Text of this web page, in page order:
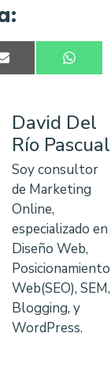
Email
David Del
Río Pascual
Soy consultor
de Marketing
Online,
especializado en
Diseño Web,
Posicionamiento
Web(SEO), SEM,
Blogging, y
WordPress.